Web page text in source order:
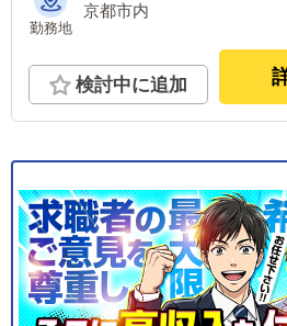
勤務地
京都市内
検討中に追加